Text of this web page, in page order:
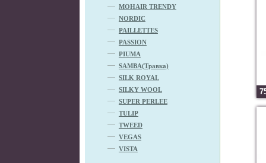
MOHAIR TRENDY
NORDIC
PAILLETTES
PASSION
PIUMA
SAMBA(Травка)
SILK ROYAL
SILKY WOOL
SUPER PERLEE
TULIP
TWEED
VEGAS
VISTA